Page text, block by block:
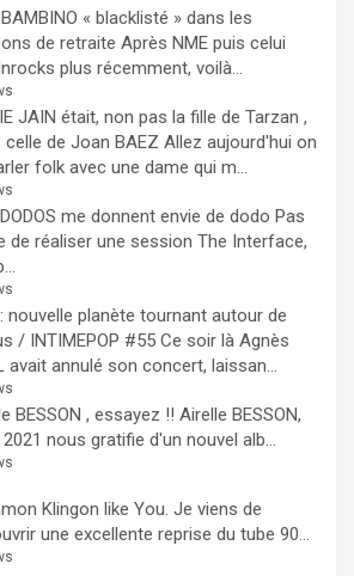
« blacklisté » dans les
de retraite Après NME puis celui
plus récemment, voilà...
JAIN était, non pas la fille de Tarzan ,
celle de Joan BAEZ Allez aujourd'hui on
folk avec une dame qui m...
me donnent envie de dodo Pas
de réaliser une session The Interface,
nouvelle planète tournant autour de
/ INTIMEPOP #55 Ce soir là Agnès
avait annulé son concert, laissan...
BESSON , essayez !! Airelle BESSON,
nous gratifie d'un nouvel alb...
Klingon like You. Je viens de
une excellente reprise du tube 90...